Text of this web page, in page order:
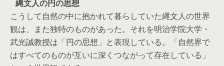
縄文人の円の思想
こうして自然の中に抱かれて暮らしていた縄文人の世界
観は、また独特のものがあった。それを明治学院大学・
武光誠教授は「円の思想」と表現している。「自然界で
はすべてのものが互いに深くつながって存在している」